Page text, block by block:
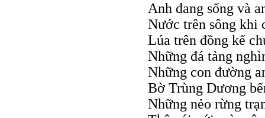
Anh đang sống và
Nước trên sông khi
Lúa trên đồng kể
Những đá tảng
Những con đường
Bờ Trùng Dương
Những nẻo rừng